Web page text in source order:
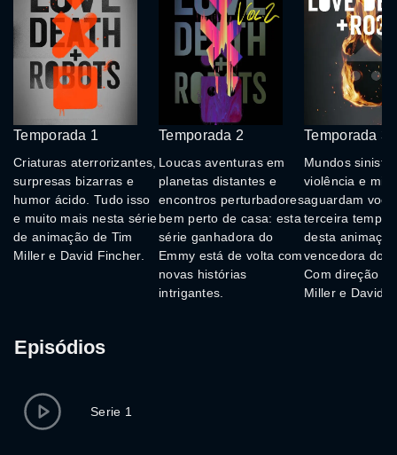
Temporada 1
Criaturas aterrorizantes,
surpresas bizarras e
humor ácido. Tudo isso
e muito mais nesta série
de animação de Tim
Miller e David Fincher.
Temporada 2
Loucas aventuras em
planetas distantes e
encontros perturbadores
bem perto de casa: esta
série ganhadora do
Emmy está de volta com
novas histórias
intrigantes.
Temporada 3
Mundos
violência e
aguardam
terceira
desta animação
vencedora do
Com direção
Miller e David
Episódios
Serie 1